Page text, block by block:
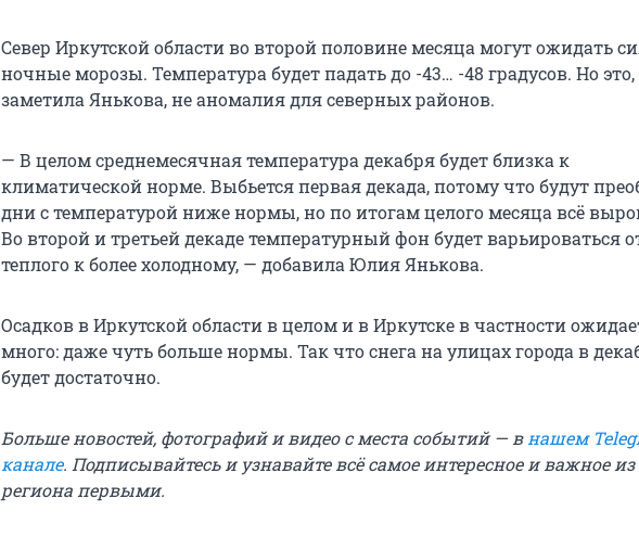
Север Иркутской области во второй половине месяца могут ожидать
ночные морозы. Температура будет падать до -43… -48 градусов. Но это,
заметила Янькова, не аномалия для северных районов.
— В целом среднемесячная температура декабря будет близка к
климатической норме. Выбьется первая декада, потому что будут
дни с температурой ниже нормы, но по итогам целого месяца всё
Во второй и третьей декаде температурный фон будет варьироваться
теплого к более холодному, — добавила Юлия Янькова.
Осадков в Иркутской области в целом и в Иркутске в частности
много: даже чуть больше нормы. Так что снега на улицах города в
будет достаточно.
Больше новостей, фотографий и видео с места событий — в нашем
канале. Подписывайтесь и узнавайте всё самое интересное и важное
региона первыми.